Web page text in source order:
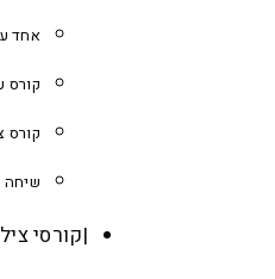
אחד
קורס
קורס
שיחה
קורסי